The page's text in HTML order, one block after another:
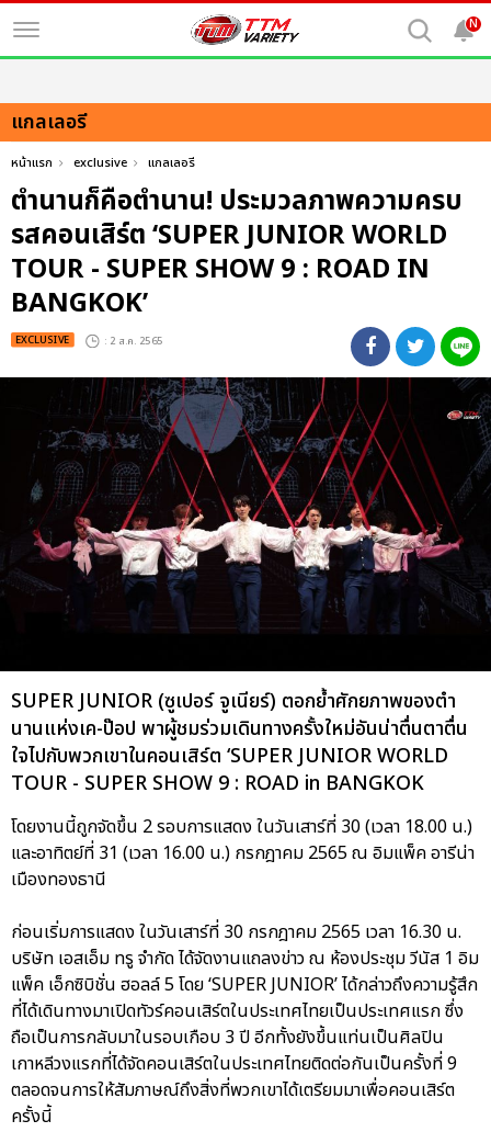
N
แกลเลอรี
หน้าแรก exclusive แกลเลอรี
ตำนานก็คือตำนาน! ประมวลภาพความครบ
รสคอนเสิร์ต ‘SUPER JUNIOR WORLD
TOUR - SUPER SHOW 9 : ROAD IN
BANGKOK’
EXCLUSIVE : 2 ส.ค. 2565
SUPER JUNIOR (ซูเปอร์ จูเนียร์) ตอกย้ำศักยภาพของตำ
นานแห่งเค-ป๊อป พาผู้ชมร่วมเดินทางครั้งใหม่อันน่าตื่นตาตื่น
ใจไปกับพวกเขาในคอนเสิร์ต ‘SUPER JUNIOR WORLD
TOUR - SUPER SHOW 9 : ROAD in BANGKOK
โดยงานนี้ถูกจัดขึ้น 2 รอบการแสดง ในวันเสาร์ที่ 30 (เวลา 18.00 น.)
และอาทิตย์ที่ 31 (เวลา 16.00 น.) กรกฎาคม 2565 ณ อิมแพ็ค อารีน่า
เมืองทองธานี
ก่อนเริ่มการแสดง ในวันเสาร์ที่ 30 กรกฎาคม 2565 เวลา 16.30 น.
บริษัท เอสเอ็ม ทรู จำกัด ได้จัดงานแถลงข่าว ณ ห้องประชุม วีนัส 1 อิม
แพ็ค เอ็กซิบิชั่น ฮอลล์ 5 โดย ‘SUPER JUNIOR’ ได้กล่าวถึงความรู้สึก
ที่ได้เดินทางมาเปิดทัวร์คอนเสิร์ตในประเทศไทยเป็นประเทศแรก ซึ่ง
ถือเป็นการกลับมาในรอบเกือบ 3 ปี อีกทั้งยังขึ้นแท่นเป็นศิลปิน
เกาหลีวงแรกที่ได้จัดคอนเสิร์ตในประเทศไทยติดต่อกันเป็นครั้งที่ 9
ตลอดจนการให้สัมภาษณ์ถึงสิ่งที่พวกเขาได้เตรียมมาเพื่อคอนเสิร์ต
ครั้งนี้